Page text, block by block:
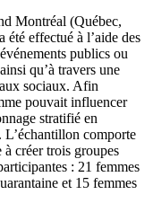
Montréal (Québec,
été effectué à l’aide des
publics ou
qu’à travers une
sociaux. Afin
pouvait influencer
stratifié en
L’échantillon comporte
à créer trois groupes
: 21 femmes
et 15 femmes